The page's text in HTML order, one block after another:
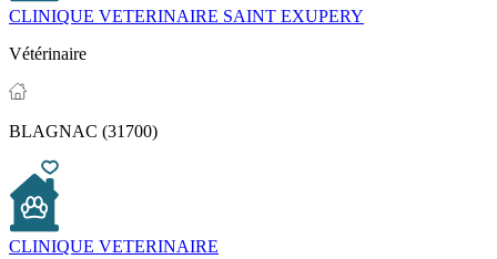
CLINIQUE VETERINAIRE SAINT EXUPERY
Vétérinaire
BLAGNAC (31700)
CLINIQUE VETERINAIRE